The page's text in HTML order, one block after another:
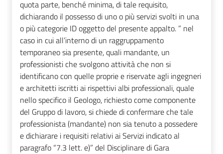
quota parte, benché minima, di tale requisito,
dichiarando il possesso di uno o più servizi svolti in una
o più categorie ID oggetto del presente appalto. ” nel
caso in cui all’interno di un raggruppamento
temporaneo sia presente, quali mandante, un
professionisti che svolgono attività che non si
identificano con quelle proprie e riservate agli ingegneri
e architetti iscritti ai rispettivi albi professionali, quale
nello specifico il Geologo, richiesto come componente
del Gruppo di lavoro, si chiede di confermare che tale
professionista (mandante) non sia tenuto a possedere
e dichiarare i requisiti relativi ai Servizi indicato al
paragrafo “7.3 lett. e)” del Disciplinare di Gara